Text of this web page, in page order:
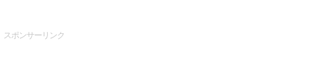
スポンサーリンク